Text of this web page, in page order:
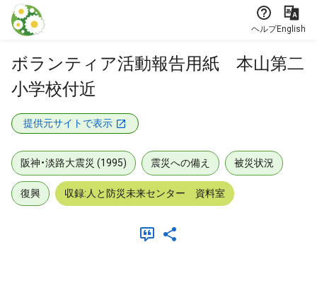
本文に飛ぶ
ヘルプEnglish
ボランティア活動報告用紙 本山第二
小学校付近
提供元サイトで表示
阪神・淡路大震災 (1995) 震災への備え 被災状況
復興 収録:人と防災未来センター 資料室